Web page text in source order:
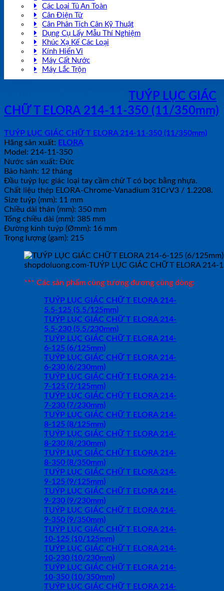
Các Loại Tủ An Toàn
Cân Điện Tử
Cân Phân Tích Cân Kỹ Thuật
Dụng Cụ Lấy Mẫu Thí Nghiệm
Khúc Xạ Kế Các Loại
Kính Hiển Vi
Máy Cất Nước
Máy Lắc Trộn
TUÝP LỤC GIÁC
CHỮ T ELORA 214-11-350 (11/350mm)
TUÝP LỤC GIÁC CHỮ T ELORA 214-11-350 (11/350mm)
Hãng sản xuất: ELORA
Model: 214-11-350
Nước sản xuất: Đức
Bảo hành: 12 tháng
Đầu tuýp lục giác loại tay cầm chữ T có bọc bằng nhựa.
Chất liệu thép ELORA-Chrome-Vanadium 31CrV3 / 1.2208.
Size tuýp (mm): 11 mm
Chiều dài thân (mm): 350 mm
Tổng chiều dài (mm): 385 mm
Đường kính tuýp (Ømm): 16 mm
Trọng lượng (gam): 215
shopdoluong.com-TUÝP LỤC GIÁC CHỮ T ELORA 214-
*** Các sản phẩm cùng tương đương cùng dòng:
TUÝP LỤC GIÁC CHỮ T ELORA 214-
5.5-125 (5.5/125mm)
TUÝP LỤC GIÁC CHỮ T ELORA 214-
5.5-230 (5.5/230mm)
TUÝP LỤC GIÁC CHỮ T ELORA 214-
6-125 (6/125mm)
TUÝP LỤC GIÁC CHỮ T ELORA 214-
6-230 (6/230mm)
TUÝP LỤC GIÁC CHỮ T ELORA 214-
7-125 (7/125mm)
TUÝP LỤC GIÁC CHỮ T ELORA 214-
7-230 (7/230mm)
TUÝP LỤC GIÁC CHỮ T ELORA 214-
8-125 (8/125mm)
TUÝP LỤC GIÁC CHỮ T ELORA 214-
8-230 (8/230mm)
TUÝP LỤC GIÁC CHỮ T ELORA 214-
8-350 (8/350mm)
TUÝP LỤC GIÁC CHỮ T ELORA 214-
9-125 (9/125mm)
TUÝP LỤC GIÁC CHỮ T ELORA 214-
9-230 (9/230mm)
TUÝP LỤC GIÁC CHỮ T ELORA 214-
9-350 (9/350mm)
TUÝP LỤC GIÁC CHỮ T ELORA 214-
10-125 (10/125mm)
TUÝP LỤC GIÁC CHỮ T ELORA 214-
10-230 (10/230mm)
TUÝP LỤC GIÁC CHỮ T ELORA 214-
10-350 (10/350mm)
TUÝP LỤC GIÁC CHỮ T ELORA 214-